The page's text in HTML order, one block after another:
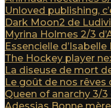
Unloved publishing,
Dark Moon2 de
Myrina Holmes 2/3
Essencielle d’Isabelle
The Hockey player
La diseuse de mort
Le goût de nos rêves
Queen of anarchy 3/3